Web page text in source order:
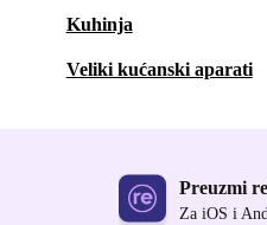
Kuhinja
Veliki kućanski aparati
Preuzmi
Za iOS i